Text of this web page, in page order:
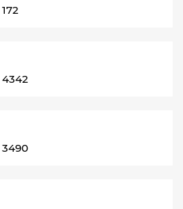
172
4342
3490